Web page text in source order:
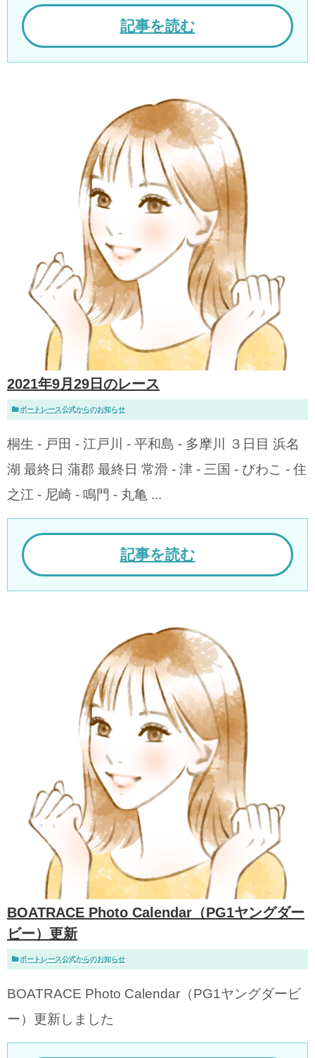
記事を読む
2021年9月29日のレース
ボートレース公式からのお知らせ
桐生 - 戸田 - 江戸川 - 平和島 - 多摩川 ３日目 浜名
湖 最終日 蒲郡 最終日 常滑 - 津 - 三国 - びわこ - 住
之江 - 尼崎 - 鳴門 - 丸亀 ...
記事を読む
BOATRACE Photo Calendar（PG1ヤングダー
ビー）更新
ボートレース公式からのお知らせ
BOATRACE Photo Calendar（PG1ヤングダービ
ー）更新しました